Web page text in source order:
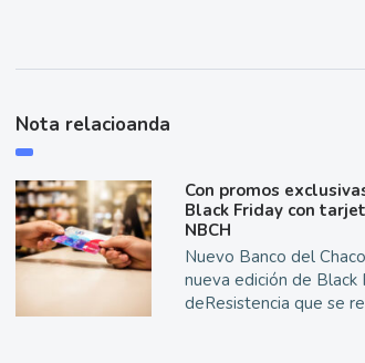
Nota relacioanda
Con promos
Black Friday con
NBCH
Nuevo Banco del
nueva edición de Black
deResistencia que se